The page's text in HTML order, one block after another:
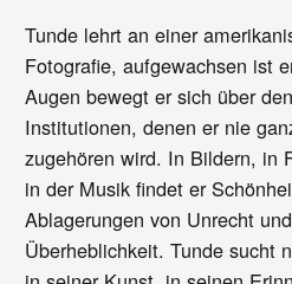
Tunde lehrt an einer
Fotografie, aufgewachsen ist
Augen bewegt er sich über
Institutionen, denen er nie
zugehören wird. In Bildern, in
in der Musik findet er
Ablagerungen von Unrecht
Überheblichkeit. Tunde sucht